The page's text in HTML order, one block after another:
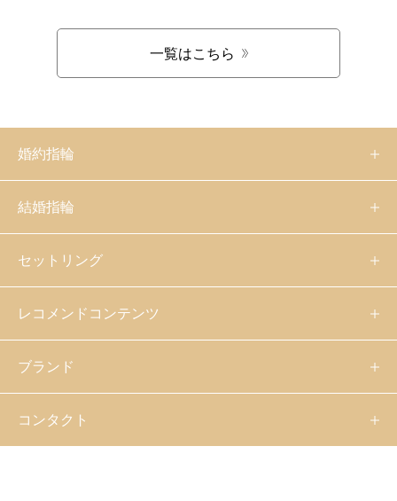
一覧はこちら
婚約指輪
結婚指輪
セットリング
レコメンドコンテンツ
ブランド
コンタクト